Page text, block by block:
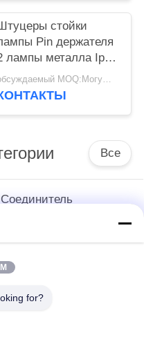
стойки
Pin держателя
лампы металла Ip67
Ip68 300v E27
обсуждаемый MOQ:Могущий быть предметом переговоров
Все
Соединитель
Э27 for?